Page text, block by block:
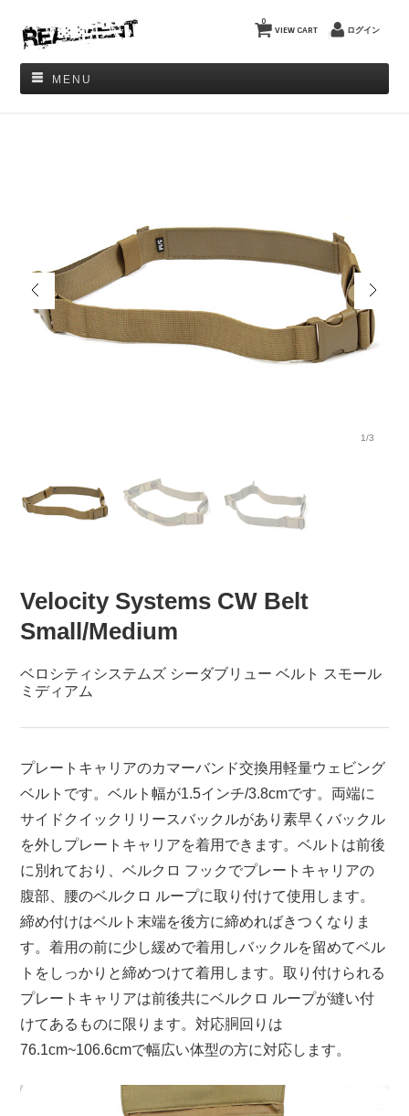
VIEW CART
0
ログイン
MENU
1/3
Velocity Systems CW Belt
Small/Medium
ベロシティシステムズ シーダブリュー ベルト スモール
ミディアム
プレートキャリアのカマーバンド交換用軽量ウェビング
ベルトです。ベルト幅が1.5インチ/3.8cmです。両端に
サイドクイックリリースバックルがあり素早くバックル
を外しプレートキャリアを着用できます。ベルトは前後
に別れており、ベルクロ フックでプレートキャリアの
腹部、腰のベルクロ ループに取り付けて使用します。
締め付けはベルト末端を後方に締めればきつくなりま
す。着用の前に少し緩めで着用しバックルを留めてベル
トをしっかりと締めつけて着用します。取り付けられる
プレートキャリアは前後共にベルクロ ループが縫い付
けてあるものに限ります。対応胴回りは
76.1cm~106.6cmで幅広い体型の方に対応します。